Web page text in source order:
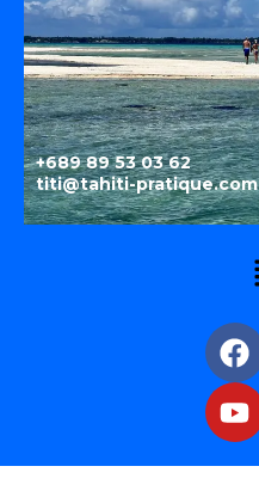
+689 89 53 03 62
titi@tahiti-pratique.com